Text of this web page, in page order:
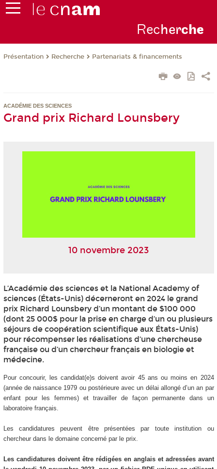
Recherche
Présentation Recherche Partenariats & financements
ACADÉMIE DES SCIENCES
Grand prix Richard Lounsbery
10 novembre 2023
L’Académie des sciences et la National Academy of
sciences (États-Unis) décerneront en 2024 le grand
prix Richard Lounsbery d’un montant de $100 000
(dont 25 000$ pour la prise en charge d’un ou plusieurs
séjours de coopération scientifique aux États-Unis)
pour récompenser les réalisations d’une chercheuse
française ou d’un chercheur français en biologie et
médecine.
Pour concourir, les candidat(e)s doivent avoir 45 ans ou moins en 2024
(année de naissance 1979 ou postérieure avec un délai allongé d’un an par
enfant pour les femmes) et travailler de façon permanente dans un
laboratoire français.
Les candidatures peuvent être présentées par toute institution ou
chercheur dans le domaine concerné par le prix.
Les candidatures doivent être rédigées en anglais et adressées avant